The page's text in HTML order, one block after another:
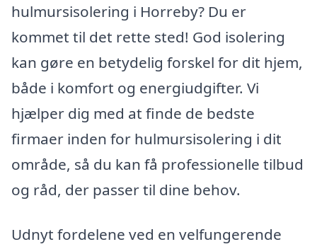
hulmursisolering i Horreby? Du er
kommet til det rette sted! God isolering
kan gøre en betydelig forskel for dit hjem,
både i komfort og energiudgifter. Vi
hjælper dig med at finde de bedste
firmaer inden for hulmursisolering i dit
område, så du kan få professionelle tilbud
og råd, der passer til dine behov.
Udnyt fordelene ved en velfungerende